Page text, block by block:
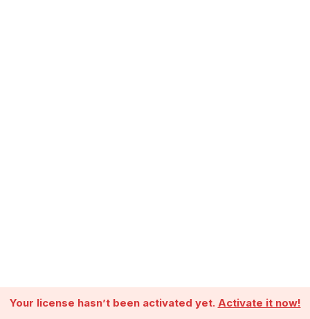
Your license hasn’t been activated yet. Activate it now!